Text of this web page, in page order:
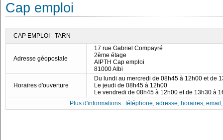
Cap emploi
CAP EMPLOI - TARN
Adresse géopostale
17 rue Gabriel Compayré
2ème étage
AIPTH Cap emploi
81000 Albi
Horaires d'ouverture
Du lundi au mercredi de 08h45 à 12h00 et de
Le jeudi de 08h45 à 12h00
Le vendredi de 08h45 à 12h00 et de 13h30 à
Plus d'informations : téléphone, adresse, horaires,